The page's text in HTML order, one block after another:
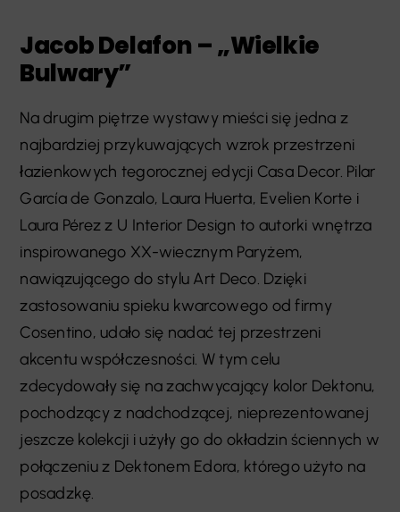
Jacob Delafon – „Wielkie
Bulwary”
Na drugim piętrze wystawy mieści się jedna z
najbardziej przykuwających wzrok przestrzeni
łazienkowych tegorocznej edycji Casa Decor. Pilar
García de Gonzalo, Laura Huerta, Evelien Korte i
Laura Pérez z U Interior Design to autorki wnętrza
inspirowanego XX-wiecznym Paryżem,
nawiązującego do stylu Art Deco. Dzięki
zastosowaniu spieku kwarcowego od firmy
Cosentino, udało się nadać tej przestrzeni
akcentu współczesności. W tym celu
zdecydowały się na zachwycający kolor Dektonu,
pochodzący z nadchodzącej, nieprezentowanej
jeszcze kolekcji i użyły go do okładzin ściennych w
połączeniu z Dektonem Edora, którego użyto na
posadzkę.